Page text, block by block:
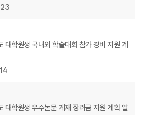
대학원생 국내외 학술대회 참가 경비 지원 계
대학원생 우수논문 게재 장려금 지원 계획 알